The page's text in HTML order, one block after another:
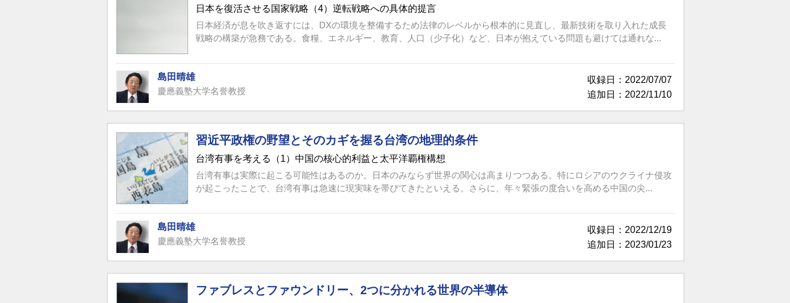
日本を復活させる国家戦略（4）逆転戦略への具体的提言
日本経済が息を吹き返すには、DXの環境を整備するため法律のレベルから根本的に見直し、最新技術を取り入れた成長
戦略の構築が急務である。食糧、エネルギー、教育、人口（少子化）など、日本が抱えている問題も避けては通れな...
収録日：2022/07/07
追加日：2022/11/10
島田晴雄
慶應義塾大学名誉教授
習近平政権の野望とそのカギを握る台湾の地理的条件
台湾有事を考える（1）中国の核心的利益と太平洋覇権構想
台湾有事は実際に起こる可能性はあるのか。日本のみならず世界の関心は高まりつつある。特にロシアのウクライナ侵攻
が起こったことで、台湾有事は急速に現実味を帯びてきたといえる。さらに、年々緊張の度合いを高める中国の尖...
収録日：2022/12/19
追加日：2023/01/23
島田晴雄
慶應義塾大学名誉教授
ファブレスとファウンドリー、2つに分かれる世界の半導体